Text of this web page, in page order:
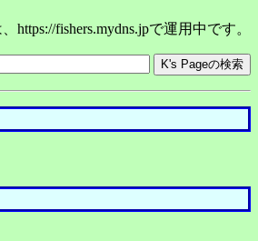
https://fishers.mydns.jpで運用中です。